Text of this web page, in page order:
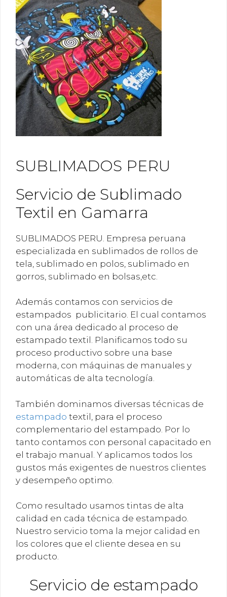
SUBLIMADOS PERU
Servicio de Sublimado
Textil en Gamarra
SUBLIMADOS PERU. Empresa peruana
especializada en sublimados de rollos de
tela, sublimado en polos, sublimado en
gorros, sublimado en bolsas,etc.
Además contamos con servicios de
estampados publicitario. El cual contamos
con una área dedicado al proceso de
estampado textil. Planificamos todo su
proceso productivo sobre una base
moderna, con máquinas de manuales y
automáticas de alta tecnología.
También dominamos diversas técnicas de
estampado textil, para el proceso
complementario del estampado. Por lo
tanto contamos con personal capacitado en
el trabajo manual. Y aplicamos todos los
gustos más exigentes de nuestros clientes
y desempeño optimo.
Como resultado usamos tintas de alta
calidad en cada técnica de estampado.
Nuestro servicio toma la mejor calidad en
los colores que el cliente desea en su
producto.
Servicio de estampado